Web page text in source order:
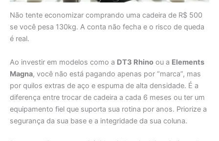
Não tente economizar comprando uma cadeira de R$ 500
se você pesa 130kg. A conta não fecha e o risco de queda
é real.
Ao investir em modelos como a DT3 Rhino ou a Elements
Magna, você não está pagando apenas por “marca”, mas
por quilos extras de aço e espuma de alta densidade. É a
diferença entre trocar de cadeira a cada 6 meses ou ter um
equipamento fiel que suporta sua rotina por anos. Priorize a
segurança da sua base e a integridade da sua coluna.